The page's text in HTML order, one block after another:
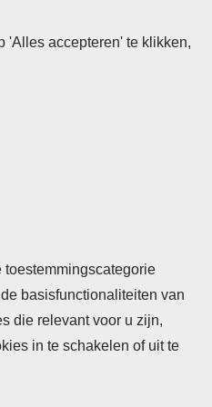
'Alles accepteren' te klikken,
basisfunctionaliteiten van
die relevant voor u zijn,
in te schakelen of uit te